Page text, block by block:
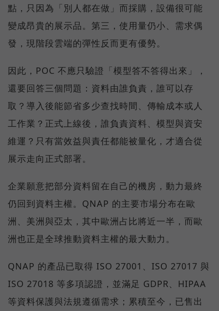
點，只因為「別人都在做」而採購，設備很可能
變成昂貴的展示品。第三，使用量仍小、需求偶
發，現階段雲端的彈性反而更有優勢。
因此，POC 不應只驗證「模型答不答得出來」，
還要回答三個問題：資料由誰負責，誰可以存
取？導入後能節省多少查找時間、傳輸成本或人
工作業？正式上線後，誰負責資料、模型與資安
維運？只有當效益與責任都能被量化，才適合從
展示走向正式部署。
企業願意把部分資料留在自己的機房，動力最終
仍回到資料主權。QNAP 的主要市場分布在歐
洲、美洲與亞太，其中歐洲占比將近一半，而歐
洲也正是全球推動資料主權的最大動力。
QNAP 的產品已取得 ISO 27001、ISO 27017 與
ISO 27018 等多項認證，並滿足 GDPR、HIPAA
等資料保護與法規遵循需求；累積至今，已售出